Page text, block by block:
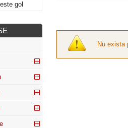
Nu exista
gol